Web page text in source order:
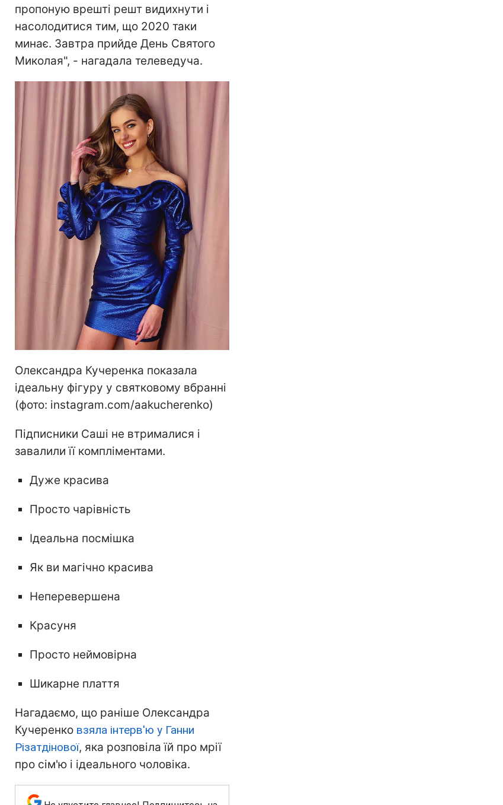
пропоную врешті решт видихнути і
насолодитися тим, що 2020 таки
минає. Завтра прийде День Святого
Миколая", - нагадала телеведуча.
Олександра Кучеренка показала
ідеальну фігуру у святковому вбранні
(фото: instagram.com/aakucherenko)
Підписники Саші не втрималися і
завалили її компліментами.
Дуже красива
Просто чарівність
Ідеальна посмішка
Як ви магічно красива
Неперевершена
Красуня
Просто неймовірна
Шикарне плаття
Нагадаємо, що раніше Олександра
Кучеренко взяла інтерв'ю у Ганни
Різатдінової, яка розповіла їй про мрії
про сім'ю і ідеального чоловіка.